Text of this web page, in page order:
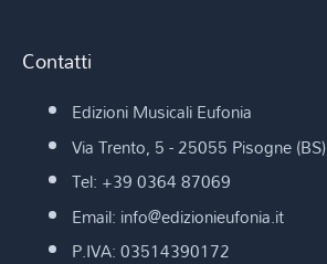
Contatti
Edizioni Musicali Eufonia
Via Trento, 5 - 25055 Pisogne (BS)
Tel: +39 0364 87069
Email: info@edizionieufonia.it
P.IVA: 03514390172